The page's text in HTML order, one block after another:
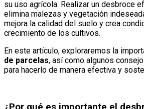
su uso agrícola. Realizar un desbroce
elimina malezas y vegetación
mejora la calidad del suelo y crea
crecimiento de los cultivos.
En este artículo, exploraremos la
de parcelas, así como algunos
para hacerlo de manera efectiva y